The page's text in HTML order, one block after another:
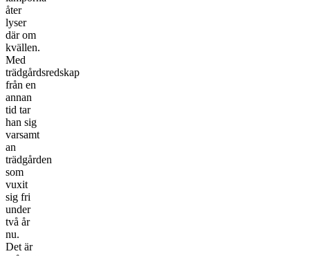
åter
lyser
där om
kvällen.
Med
trädgårdsredskap
från en
annan
tid tar
han sig
varsamt
an
trädgården
som
vuxit
sig fri
under
två år
nu.
Det är